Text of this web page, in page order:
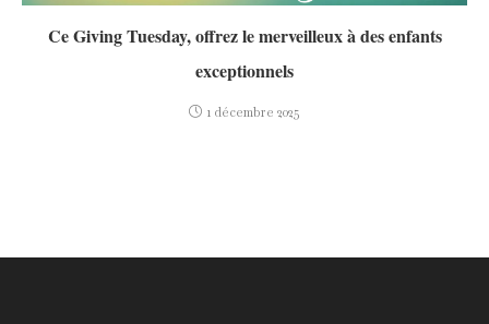
Ce Giving Tuesday, offrez le merveilleux à des enfants
exceptionnels
1 décembre 2025